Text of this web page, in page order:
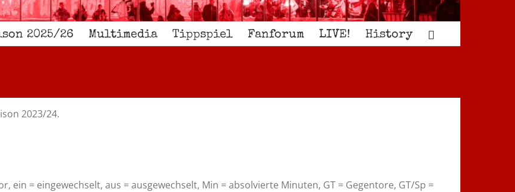
2025/26 Multimedia Tippspiel Fanforum LIVE! History
2023/24.
ein = eingewechselt, aus = ausgewechselt, Min = absolvierte Minuten, GT = Gegentore, GT/Sp =